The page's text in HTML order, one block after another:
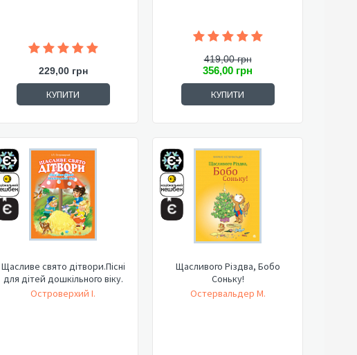
229,00 грн
КУПИТИ
419,00 грн
356,00 грн
КУПИТИ
Щасливе свято дітвори.Пісні
для дітей дошкільного віку.
Островерхий І.
Щасливого Різдва, Бобо
Соньку!
Остервальдер М.